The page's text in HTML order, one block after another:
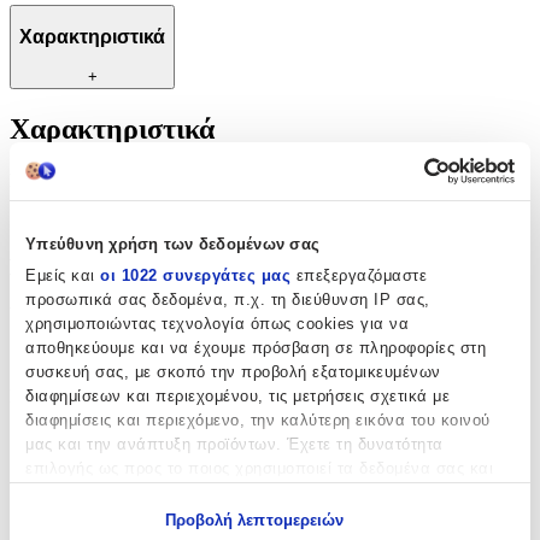
Υπεύθυνη χρήση των δεδομένων σας
Εμείς και οι 1022 συνεργάτες μας επεξεργαζόμαστε
προσωπικά σας δεδομένα, π.χ. τη διεύθυνση IP σας,
χρησιμοποιώντας τεχνολογία όπως cookies για να
αποθηκεύουμε και να έχουμε πρόσβαση σε πληροφορίες στη
συσκευή σας, με σκοπό την προβολή εξατομικευμένων
διαφημίσεων και περιεχομένου, τις μετρήσεις σχετικά με
διαφημίσεις και περιεχόμενο, την καλύτερη εικόνα του κοινού
μας και την ανάπτυξη προϊόντων. Έχετε τη δυνατότητα
Προβολή λεπτομερειών
Χαρακτηριστικά
+
Χαρακτηριστικά
Κατασκευαστής
Βασικά Χαρακτηριστικά
Υλικό
Ασήμι
Επιχρυσωμένη :
Ναι
Χρώμα Υλικού: